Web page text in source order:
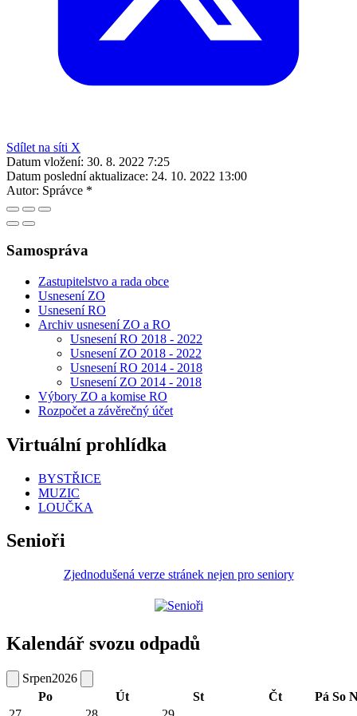
Sdílet na síti X
Datum vložení: 30. 8. 2022 7:25
Datum poslední aktualizace: 24. 10. 2022 13:00
Autor: Správce *
Samospráva
Zastupitelstvo a rada obce
Usnesení ZO
Usnesení RO
Archiv usnesení ZO a RO
Usnesení RO 2018 - 2022
Usnesení ZO 2018 - 2022
Usnesení RO 2014 - 2018
Usnesení ZO 2014 - 2018
Výbory ZO a komise RO
Rozpočet a závěrečný účet
Virtuální prohlídka
BYSTŘICE
MUZIC
LOUČKA
Senioři
Zjednodušená verze stránek nejen pro seniory
Kalendář svozu odpadů
Srpen2026
Po
Út St Čt Pá So